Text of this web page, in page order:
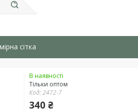
сітка
В наявності
Тільки оптом
Код:2472-7
340 ₴